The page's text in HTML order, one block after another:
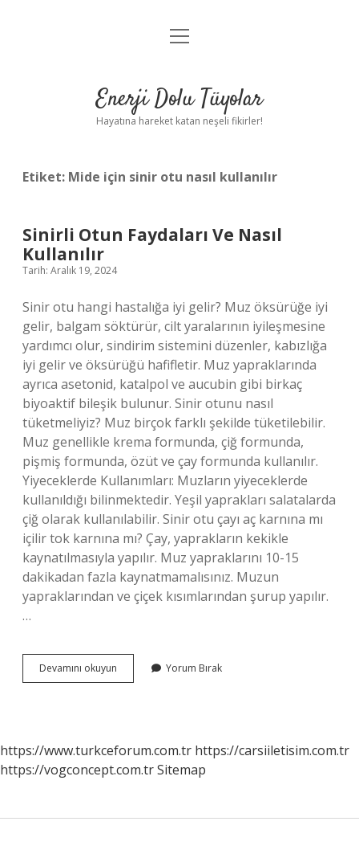
Anasayfa
Yasal Uyarı
menüyü
Enerji Dolu Tüyolar
Hayatına hareket katan neşeli fikirler!
Etiket: Mide için sinir otu nasıl kullanılır
Sinirli Otun Faydaları Ve Nasıl
Kullanılır
Tarih: Aralık 19, 2024
Sinir otu hangi hastalığa iyi gelir? Muz öksürüğe iyi
gelir, balgam söktürür, cilt yaralarının iyileşmesine
yardımcı olur, sindirim sistemini düzenler, kabızlığa
iyi gelir ve öksürüğü hafifletir. Muz yapraklarında
ayrıca asetonid, katalpol ve aucubin gibi birkaç
biyoaktif bileşik bulunur. Sinir otunu nasıl
tüketmeliyiz? Muz birçok farklı şekilde tüketilebilir.
Muz genellikle krema formunda, çiğ formunda,
pişmiş formunda, özüt ve çay formunda kullanılır.
Yiyeceklerde Kullanımları: Muzların yiyeceklerde
kullanıldığı bilinmektedir. Yeşil yaprakları salatalarda
çiğ olarak kullanılabilir. Sinir otu çayı aç karnına mı
içilir tok karnına mı? Çay, yaprakların kekikle
kaynatılmasıyla yapılır. Muz yapraklarını 10-15
dakikadan fazla kaynatmamalısınız. Muzun
yapraklarından ve çiçek kısımlarından şurup yapılır.
…
Devamını okuyun
Otun
Yorum Bırak
https://www.turkceforum.com.tr https://carsiiletisim.com.tr
https://vogconcept.com.trSitemap